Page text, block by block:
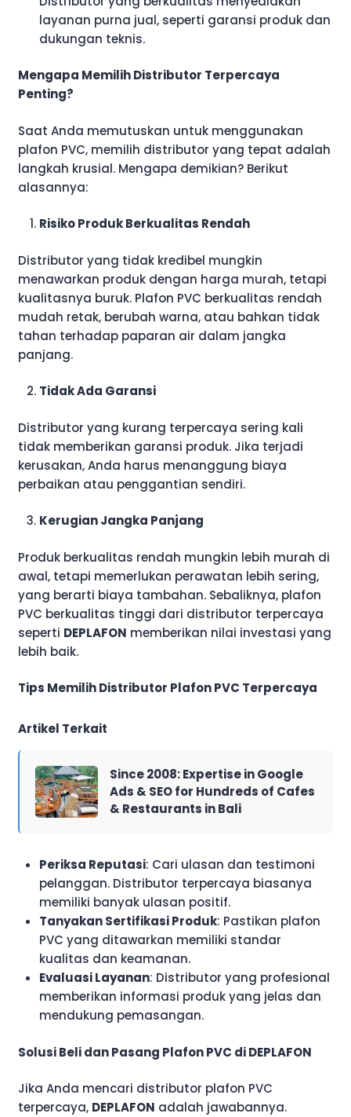
layanan purna jual, seperti garansi produk dan
dukungan teknis.
Mengapa Memilih Distributor Terpercaya
Penting?
Saat Anda memutuskan untuk menggunakan
plafon PVC, memilih distributor yang tepat adalah
langkah krusial. Mengapa demikian? Berikut
alasannya:
Risiko Produk Berkualitas Rendah
Distributor yang tidak kredibel mungkin
menawarkan produk dengan harga murah, tetapi
kualitasnya buruk. Plafon PVC berkualitas rendah
mudah retak, berubah warna, atau bahkan tidak
tahan terhadap paparan air dalam jangka
panjang.
Tidak Ada Garansi
Distributor yang kurang terpercaya sering kali
tidak memberikan garansi produk. Jika terjadi
kerusakan, Anda harus menanggung biaya
perbaikan atau penggantian sendiri.
Kerugian Jangka Panjang
Produk berkualitas rendah mungkin lebih murah di
awal, tetapi memerlukan perawatan lebih sering,
yang berarti biaya tambahan. Sebaliknya, plafon
PVC berkualitas tinggi dari distributor terpercaya
seperti DEPLAFON memberikan nilai investasi yang
lebih baik.
Tips Memilih Distributor Plafon PVC Terpercaya
Artikel Terkait
Since 2008: Expertise in Google
Ads & SEO for Hundreds of Cafes
& Restaurants in Bali
Periksa Reputasi: Cari ulasan dan testimoni
pelanggan. Distributor terpercaya biasanya
memiliki banyak ulasan positif.
Tanyakan Sertifikasi Produk: Pastikan plafon
PVC yang ditawarkan memiliki standar
kualitas dan keamanan.
Evaluasi Layanan: Distributor yang profesional
memberikan informasi produk yang jelas dan
mendukung pemasangan.
Solusi Beli dan Pasang Plafon PVC di DEPLAFON
Jika Anda mencari distributor plafon PVC
terpercaya, DEPLAFON adalah jawabannya.